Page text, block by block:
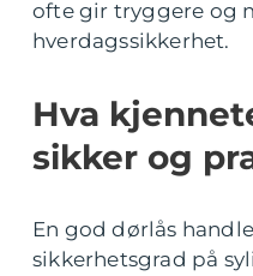
ofte gir tryggere og
hverdagssikkerhet.
Hva
sikker og
En god dørlås
sikkerhetsgrad på